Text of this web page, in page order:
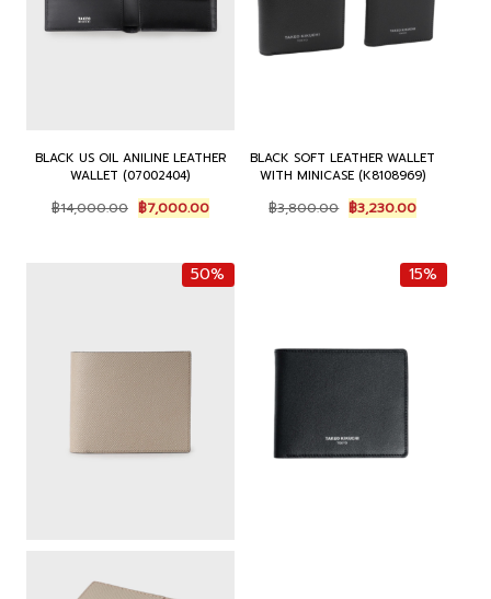
BLACK US OIL ANILINE LEATHER
WALLET (07002404)
฿14,000.00 Original
price
฿14,000.00.
฿7,000.00Current
price
฿7,000.00.
BLACK SOFT LEATHER WALLET
WITH MINICASE (K8108969)
฿3,800.00 Original
price
฿3,800.00.
฿3,230.00Current
price
฿3,230.00.
50% 15%